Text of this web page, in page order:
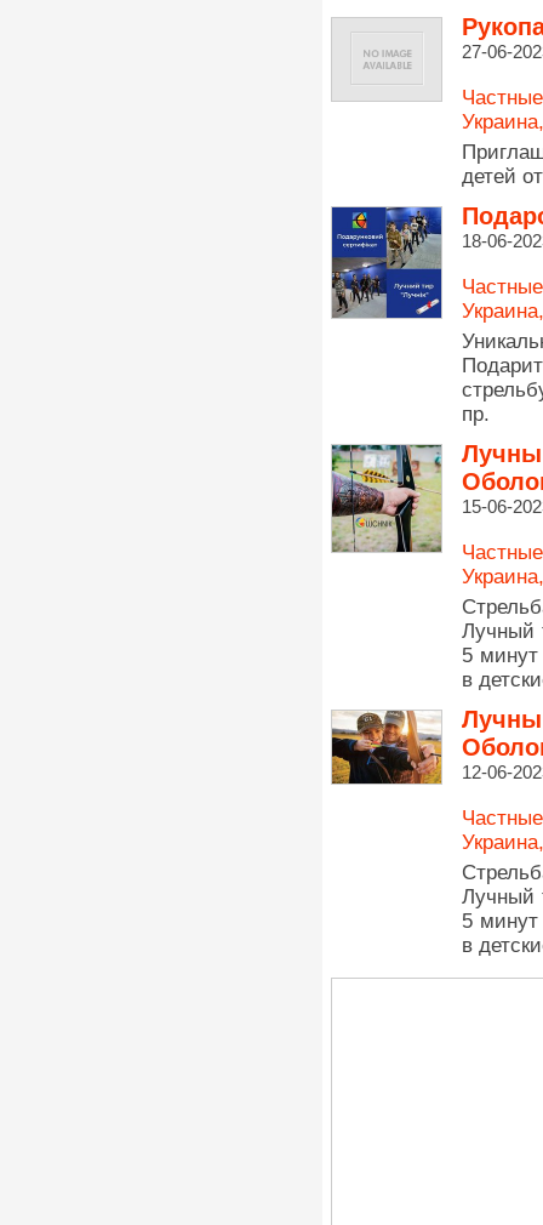
27-06-
детей
18-06-
пр.
15-06-
Лучный
5
в
12-06-
Лучный
5
в